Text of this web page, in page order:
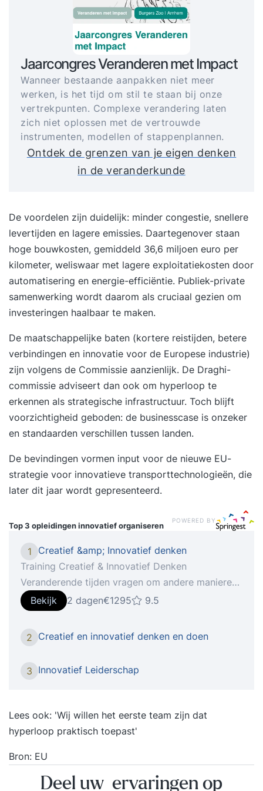
Jaarcongres Veranderen met Impact
Wanneer bestaande aanpakken niet meer
werken, is het tijd om stil te staan bij onze
vertrekpunten. Complexe verandering laten
zich niet oplossen met de vertrouwde
instrumenten, modellen of stappenplannen.
Ontdek de grenzen van je eigen denken
in de veranderkunde
De voordelen zijn duidelijk: minder congestie, snellere
levertijden en lagere emissies. Daartegenover staan
hoge bouwkosten, gemiddeld 36,6 miljoen euro per
kilometer, weliswaar met lagere exploitatiekosten door
automatisering en energie-efficiëntie. Publiek-private
samenwerking wordt daarom als cruciaal gezien om
investeringen haalbaar te maken.
De maatschappelijke baten (kortere reistijden, betere
verbindingen en innovatie voor de Europese industrie)
zijn volgens de Commissie aanzienlijk. De Draghi-
commissie adviseert dan ook om hyperloop te
erkennen als strategische infrastructuur. Toch blijft
voorzichtigheid geboden: de businesscase is onzeker
en standaarden verschillen tussen landen.
De bevindingen vormen input voor de nieuwe EU-
strategie voor innovatieve transporttechnologieën, die
later dit jaar wordt gepresenteerd.
Top 3 opleidingeninnovatief organiseren
POWERED BY
1
Creatief &amp; Innovatief denken
Training Creatief & Innovatief Denken
Veranderende tijden vragen om andere manieren
van denken.Creativiteit en innovatie zijn de
sleutelwoorden om je staande te kunnen houden
in deze tijd. Creatief denken, het vermogen om
werkgevers steeds vaker als waardevolle
voren verwachten ze dat medewerkers hun frisse
blik weten te behouden en in staat zijn ‘out of the
in het vakgebied, om de doelgroep of klant
steeds weer te verrassen of om de snel
Bekijk 2 dagen€1295 9.5
2 Creatief en innovatief denken en doen
3 Innovatief Leiderschap
Lees ook: 'Wij willen het eerste team zijn dat
hyperloop praktisch toepast'
Bron: EU
Deel uw ervaringen op